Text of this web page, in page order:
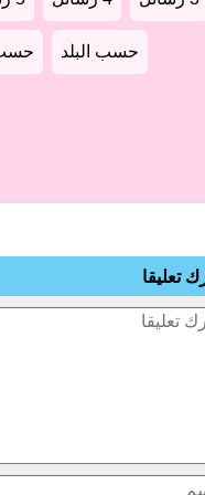
حسب البلد حسب
تعليقا